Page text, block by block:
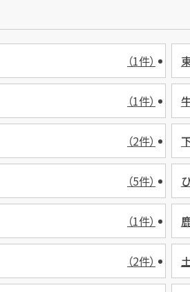
（1件）
（1件）
（2件）
（5件）
（1件）
（2件）